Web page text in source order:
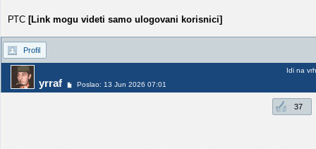
РТС [Link mogu videti samo ulogovani korisnici]
Profil
yrraf Poslao: 13 Jun 2026 07:01
Idi na vrh
37